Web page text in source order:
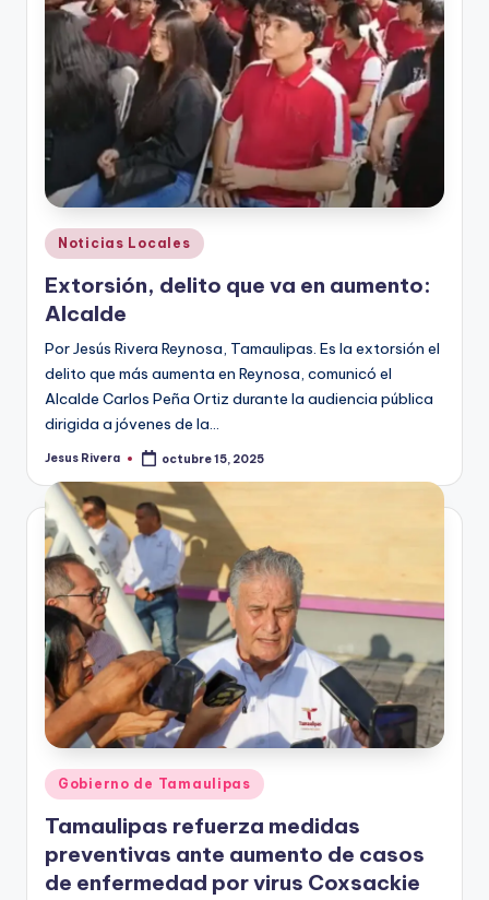
Publicado
en
Noticias Locales
Extorsión, delito que va en aumento:
Alcalde
Por Jesús Rivera Reynosa, Tamaulipas. Es la extorsión el
delito que más aumenta en Reynosa, comunicó el
Alcalde Carlos Peña Ortiz durante la audiencia pública
dirigida a jóvenes de la…
Publicado
Jesus Rivera octubre 15, 2025
Publicado
en
Gobierno de Tamaulipas
Tamaulipas refuerza medidas
preventivas ante aumento de casos
de enfermedad por virus Coxsackie